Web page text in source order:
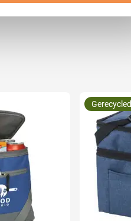
Gerecycled